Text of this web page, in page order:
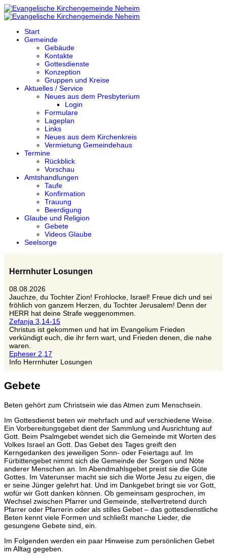
Start
Gemeinde
Gebäude
Kontakte
Gottesdienste
Konzeption
Gruppen und Kreise
Aktuelles / Service
Neues aus dem Presbyterium
Login
Formulare
Lageplan
Links
Neues aus dem Kirchenkreis
Vermietung Gemeindehaus
Termine
Rückblick
Vorschau
Amtshandlungen
Taufe
Konfirmation
Trauung
Beerdigung
Glaube und Religion
Gebete
Videos Glaube
Seelsorge
Herrnhuter Losungen
08.08.2026
Jauchze, du Tochter Zion! Frohlocke, Israel! Freue dich und sei
fröhlich von ganzem Herzen, du Tochter Jerusalem! Denn der
HERR hat deine Strafe weggenommen.
Zefanja 3,14-15
Christus ist gekommen und hat im Evangelium Frieden
verkündigt euch, die ihr fern wart, und Frieden denen, die nahe
waren.
Epheser 2,17
Info Herrnhuter Losungen
Gebete
Beten gehört zum Christsein wie das Atmen zum Menschsein.
Im Gottesdienst beten wir mehrfach und auf verschiedene Weise.
Ein Vorbereitungsgebet dient der Sammlung und Ausrichtung auf
Gott. Beim Psalmgebet wendet sich die Gemeinde mit Worten des
Volkes Israel an Gott. Das Gebet des Tages greift den
Kerngedanken des jeweiligen Sonn- oder Feiertags auf. Im
Fürbittengebet nimmt sich die Gemeinde der Sorgen und Nöte
anderer Menschen an. Im Abendmahlsgebet preist sie die Güte
Gottes. Im Vaterunser macht sie sich die Worte Jesu zu eigen, die
er seine Jünger gelehrt hat. Und im Dankgebet bringt sie vor Gott,
wofür wir Gott danken können. Ob gemeinsam gesprochen, im
Wechsel zwischen Pfarrer und Gemeinde, stellvertretend durch
Pfarrer oder Pfarrerin oder als stilles Gebet – das gottesdienstliche
Beten kennt viele Formen und schließt manche Lieder, die
gesungene Gebete sind, ein.
Im Folgenden werden ein paar Hinweise zum persönlichen Gebet
im Alltag gegeben.